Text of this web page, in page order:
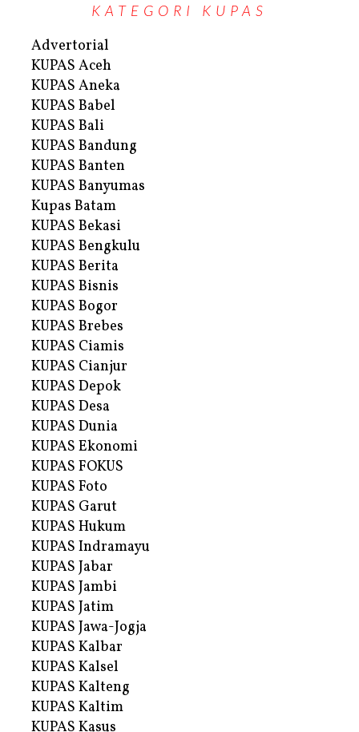
KATEGORI KUPAS
Advertorial
KUPAS Aceh
KUPAS Aneka
KUPAS Babel
KUPAS Bali
KUPAS Bandung
KUPAS Banten
KUPAS Banyumas
Kupas Batam
KUPAS Bekasi
KUPAS Bengkulu
KUPAS Berita
KUPAS Bisnis
KUPAS Bogor
KUPAS Brebes
KUPAS Ciamis
KUPAS Cianjur
KUPAS Depok
KUPAS Desa
KUPAS Dunia
KUPAS Ekonomi
KUPAS FOKUS
KUPAS Foto
KUPAS Garut
KUPAS Hukum
KUPAS Indramayu
KUPAS Jabar
KUPAS Jambi
KUPAS Jatim
KUPAS Jawa-Jogja
KUPAS Kalbar
KUPAS Kalsel
KUPAS Kalteng
KUPAS Kaltim
KUPAS Kasus